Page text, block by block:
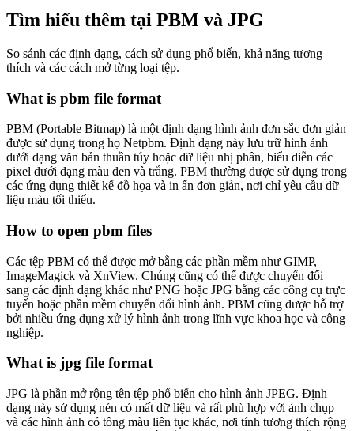
Tìm hiểu thêm tại PBM và JPG
So sánh các định dạng, cách sử dụng phổ biến, khả năng tương
thích và các cách mở từng loại tệp.
What is pbm file format
PBM (Portable Bitmap) là một định dạng hình ảnh đơn sắc đơn giản
được sử dụng trong họ Netpbm. Định dạng này lưu trữ hình ảnh
dưới dạng văn bản thuần túy hoặc dữ liệu nhị phân, biểu diễn các
pixel dưới dạng màu đen và trắng. PBM thường được sử dụng trong
các ứng dụng thiết kế đồ họa và in ấn đơn giản, nơi chỉ yêu cầu dữ
liệu màu tối thiểu.
How to open pbm files
Các tệp PBM có thể được mở bằng các phần mềm như GIMP,
ImageMagick và XnView. Chúng cũng có thể được chuyển đổi
sang các định dạng khác như PNG hoặc JPG bằng các công cụ trực
tuyến hoặc phần mềm chuyển đổi hình ảnh. PBM cũng được hỗ trợ
bởi nhiều ứng dụng xử lý hình ảnh trong lĩnh vực khoa học và công
nghiệp.
What is jpg file format
JPG là phần mở rộng tên tệp phổ biến cho hình ảnh JPEG. Định
dạng này sử dụng nén có mất dữ liệu và rất phù hợp với ảnh chụp
và các hình ảnh có tông màu liên tục khác, nơi tính tương thích rộng